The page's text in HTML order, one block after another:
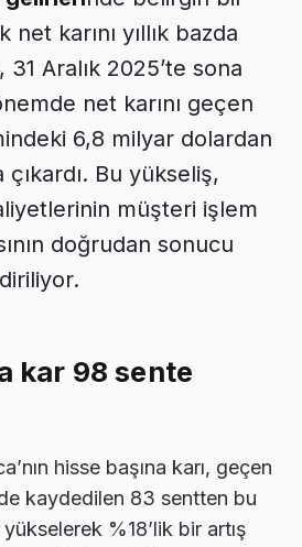
karını yıllık bazda
Aralık 2025’te sona
net karını geçen
6,8 milyar dolardan
Bu yükseliş,
müşteri işlem
doğrudan sonucu
kar 98 sente
hisse başına karı, geçen
kaydedilen 83 sentten bu
%18’lik bir artış